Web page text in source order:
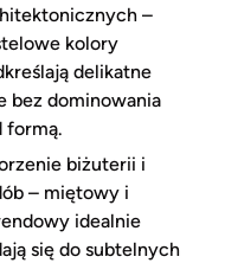
–
kolory
delikatne
bez dominowania
formą.
biżuterii i
– miętowy i
idealnie
się do subtelnych